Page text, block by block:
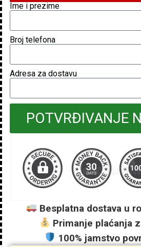
Ime i prezime
Broj telefona
Adresa za dostavu
POTVRĐIVANJE
Besplatna dostava u
Primanje plaćanja
100% jamstvo